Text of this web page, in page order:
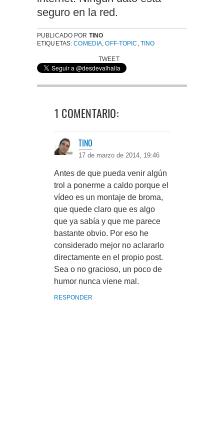
seguro en la red.
PUBLICADO POR TINO
ETIQUETAS:COMEDIA ,OFF-TOPIC TINO
TWEET
1 COMENTARIO:
TINO
17 de marzo de 2014, 19:46
Antes de que pueda venir algún
trol a ponerme a caldo porque el
vídeo es un montaje de broma,
que quede claro que es algo
que ya sabía y que me parece
bastante obvio. Por eso he
considerado mejor no aclararlo
directamente en el propio post.
Sea o no gracioso, un poco de
humor nunca viene mal.
RESPONDER